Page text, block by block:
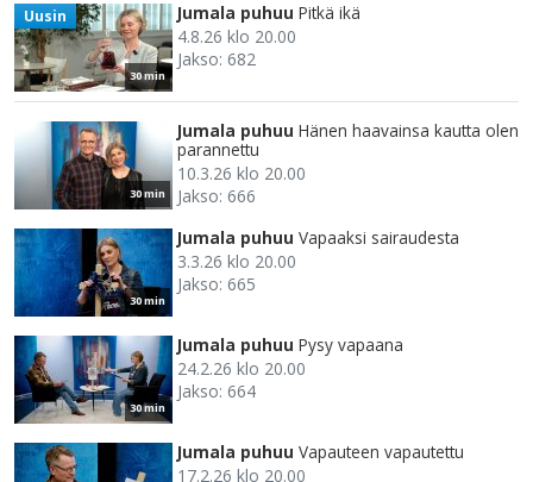
30 min
Uusin Jumala puhuu Pitkä ikä
4.8.26 klo 20.00
Jakso: 682
30 min
Jumala puhuu Hänen haavainsa kautta olen
parannettu
10.3.26 klo 20.00
Jakso: 666
30 min
Jumala puhuu Vapaaksi sairaudesta
3.3.26 klo 20.00
Jakso: 665
30 min
Jumala puhuu Pysy vapaana
24.2.26 klo 20.00
Jakso: 664
Jumala puhuu Vapauteen vapautettu
17.2.26 klo 20.00